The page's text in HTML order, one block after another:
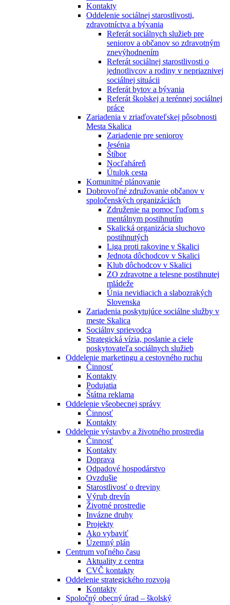
Kontakty
Oddelenie sociálnej starostlivosti,
zdravotníctva a bývania
Referát sociálnych služieb pre
seniorov a občanov so zdravotným
znevýhodnením
Referát sociálnej starostlivosti o
jednotlivcov a rodiny v nepriaznivej
sociálnej situácii
Referát bytov a bývania
Referát školskej a terénnej sociálnej
práce
Zariadenia v zriaďovateľskej pôsobnosti
Mesta Skalica
Zariadenie pre seniorov
Jesénia
Štíbor
Nocľaháreň
Útulok cesta
Komunitné plánovanie
Dobrovoľné združovanie občanov v
spoločenských organizáciách
Združenie na pomoc ľuďom s
mentálnym postihnutím
Skalická organizácia sluchovo
postihnutých
Liga proti rakovine v Skalici
Jednota dôchodcov v Skalici
Klub dôchodcov v Skalici
ZO zdravotne a telesne postihnutej
mládeže
Únia nevidiacich a slabozrakých
Slovenska
Zariadenia poskytujúce sociálne služby v
meste Skalica
Sociálny sprievodca
Strategická vízia, poslanie a ciele
poskytovateľa sociálnych služieb
Oddelenie marketingu a cestovného ruchu
Činnosť
Kontakty
Podujatia
Štátna reklama
Oddelenie všeobecnej správy
Činnosť
Kontakty
Oddelenie výstavby a životného prostredia
Činnosť
Kontakty
Doprava
Odpadové hospodárstvo
Ovzdušie
Starostlivosť o dreviny
Výrub drevín
Životné prostredie
Invázne druhy
Projekty
Ako vybaviť
Územný plán
Centrum voľného času
Aktuality z centra
CVČ kontakty
Oddelenie strategického rozvoja
Kontakty
Spoločný obecný úrad – školský